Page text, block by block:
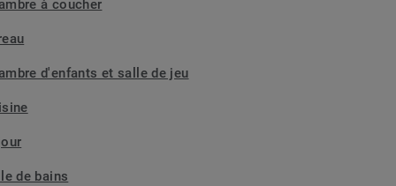
à coucher
d'enfants et salle de jeu
de bains